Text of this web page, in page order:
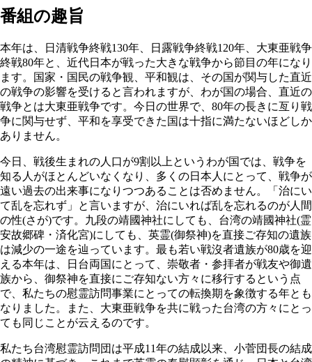
番組の趣旨
本年は、日清戦争終戦130年、日露戦争終戦120年、大東亜戦争
終戦80年と、近代日本が戦った大きな戦争から節目の年になり
ます。国家・国民の戦争観、平和観は、その国が関与した直近
の戦争の影響を受けると言われますが、わが国の場合、直近の
戦争とは大東亜戦争です。今日の世界で、80年の長きに亙り戦
争に関与せず、平和を享受できた国は十指に満たないほどしか
ありません。
今日、戦後生まれの人口が9割以上というわが国では、戦争を
知る人がほとんどいなくなり、多くの日本人にとって、戦争が
遠い過去の出来事になりつつあることは否めません。「治にい
て乱を忘れず」と言いますが、治にいれば乱を忘れるのが人間
の性(さが)です。九段の靖國神社にしても、台湾の靖國神社(霊
安故郷碑・済化宮)にしても、英霊(御祭神)を直接ご存知の遺族
は減少の一途を辿っています。最も若い戦沒者遺族が80歳を迎
える本年は、日台両国にとって、崇敬者・参拝者が戦友や御遺
族から、御祭神を直接にご存知ない方々に移行するという点
で、私たちの慰霊訪問事業にとっての転換期を象徴する年とも
なりました。また、大東亜戦争を共に戦った台湾の方々にとっ
ても同じことが云えるのです。
私たち台湾慰霊訪問団は平成11年の結成以来、小菅団長の結成